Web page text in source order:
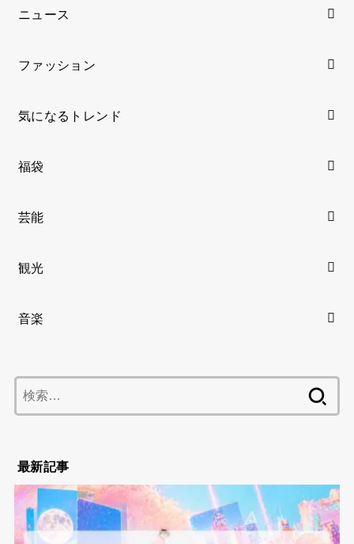
ニュース
ファッション
気になるトレンド
福袋
芸能
観光
音楽
索:
最新記事